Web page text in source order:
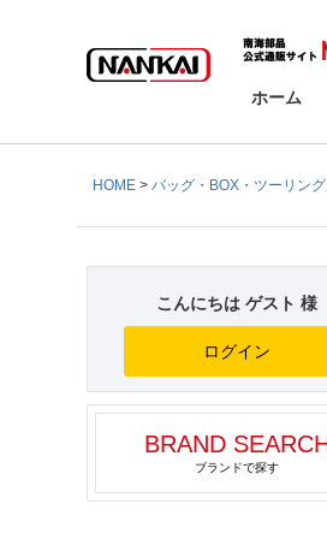
ホーム
HOME バッグ・BOX・ツーリン
こんにちは ゲスト 様
ログイン
BRAND
ブランドで探す